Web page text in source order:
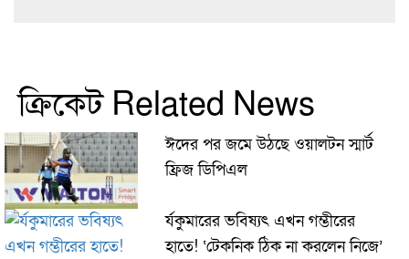
ক্রিকেট Related News
ঈদের পর জমে উঠছে ওয়ালটন স্মার্ট
ফ্রিজ ডিপিএল
র্যকুমারের ভবিষ্যৎ এখন গম্ভীরের
হাতে! ‘টেকনিক ঠিক না করলেন নিজে’